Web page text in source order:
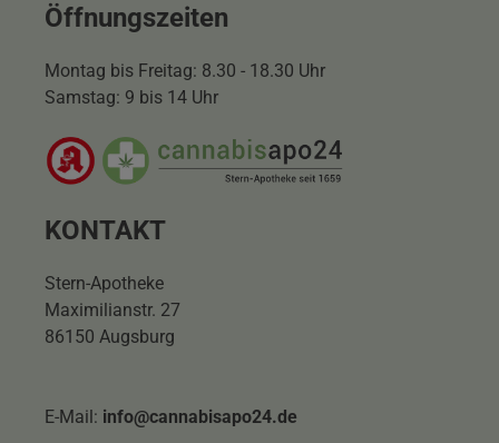
Öffnungszeiten
Montag bis Freitag: 8.30 - 18.30 Uhr
Samstag: 9 bis 14 Uhr
KONTAKT
Stern-Apotheke
Maximilianstr. 27
86150 Augsburg
E-Mail: info@cannabisapo24.de